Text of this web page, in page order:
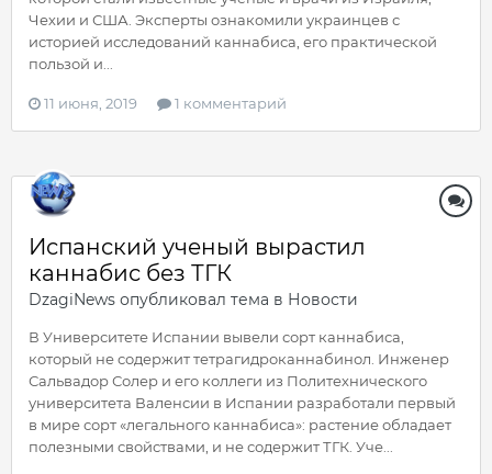
Чехии и США. Эксперты ознакомили украинцев с
историей исследований каннабиса, его практической
пользой и...
11 июня, 2019 1 комментарий
Испанский ученый вырастил
каннабис без ТГК
DzagiNews опубликовал тема в Новости
В Университете Испании вывели сорт каннабиса,
который не содержит тетрагидроканнабинол. Инженер
Сальвадор Солер и его коллеги из Политехнического
университета Валенсии в Испании разработали первый
в мире сорт «легального каннабиса»: растение обладает
полезными свойствами, и не содержит ТГК. Уче...